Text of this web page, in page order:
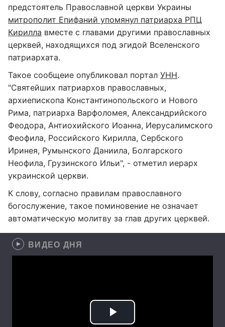
предстоятель Православной церкви Украины
митрополит Епифаний упомянул патриарха РПЦ
Кирилла вместе с главами другими православных
церквей, находящихся под эгидой Вселенского
патриархата.
Такое сообщеие опубликовал портал УНН.
"Святейших патриархов православных,
архиепископа Константинопольского и Нового
Рима, патриарха Варфоломея, Александрийского
Феодора, Антиохийского Иоанна, Иерусалимского
Феофила, Российского Кирилла, Сербского
Иринея, Румынского Даниила, Болгарского
Неофила, Грузинского Ильи", - отметил иерарх
украинской церкви.
К слову, согласно правилам православного
богослужение, такое поминовение не означает
автоматическую молитву за глав других церквей.
ВИДЕО ДНЯ